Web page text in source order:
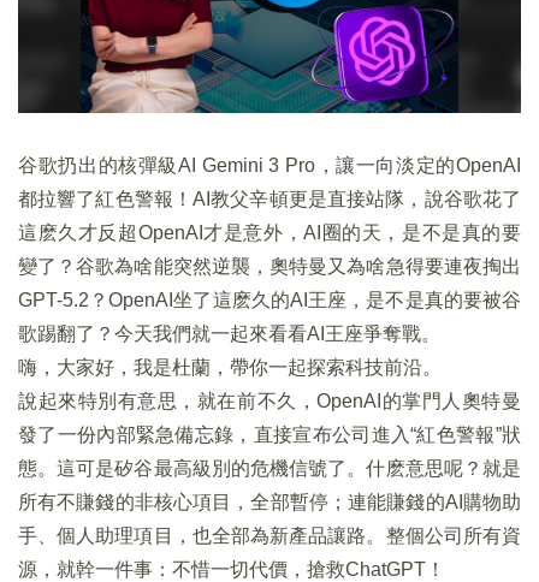
谷歌扔出的核彈級AI Gemini 3 Pro，讓一向淡定的OpenAI
都拉響了紅色警報！AI教父辛頓更是直接站隊，說谷歌花了
這麽久才反超OpenAI才是意外，AI圈的天，是不是真的要
變了？谷歌為啥能突然逆襲，奧特曼又為啥急得要連夜掏出
GPT-5.2？OpenAI坐了這麽久的AI王座，是不是真的要被谷
歌踢翻了？今天我們就一起來看看AI王座爭奪戰。
嗨，大家好，我是杜蘭，帶你一起探索科技前沿。
說起來特別有意思，就在前不久，OpenAI的掌門人奧特曼
發了一份內部緊急備忘錄，直接宣布公司進入“紅色警報”狀
態。這可是矽谷最高級別的危機信號了。什麽意思呢？就是
所有不賺錢的非核心項目，全部暫停；連能賺錢的AI購物助
手、個人助理項目，也全部為新產品讓路。整個公司所有資
源，就幹一件事：不惜一切代價，搶救ChatGPT！